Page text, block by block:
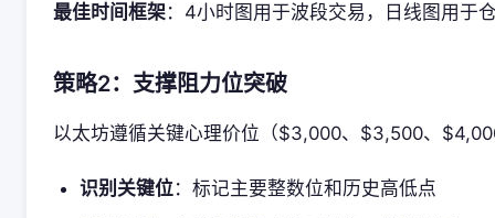
最佳时间框架：4小时图用于波段交易，日线图用于
策略2：支撑阻力位突破
以太坊遵循关键心理价位（$3,000、$3,500、
识别关键位：标记主要整数位和历史高低点